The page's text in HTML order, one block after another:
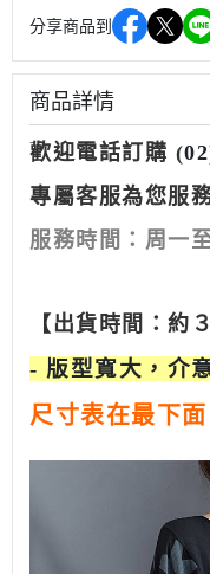
分享商品到
商品詳情
歡迎電話訂購 (
專屬客服為您服
服務時間： 周一
【出貨時間：約
- 版型寬大，介
尺寸表在最下面